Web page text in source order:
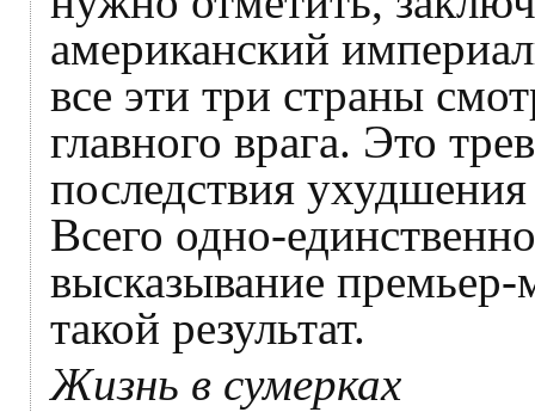
американский
все эти три страны
главного врага. Это
последствия
Всего одно-
высказывание
такой результат.
Жизнь в сумерках